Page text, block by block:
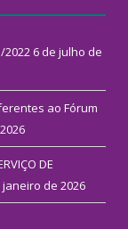
2022 6 de julho de
ao Fórum
DE
janeiro de 2026